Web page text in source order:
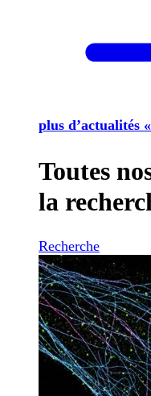
plus d’actualités
Toutes
la
Recherche